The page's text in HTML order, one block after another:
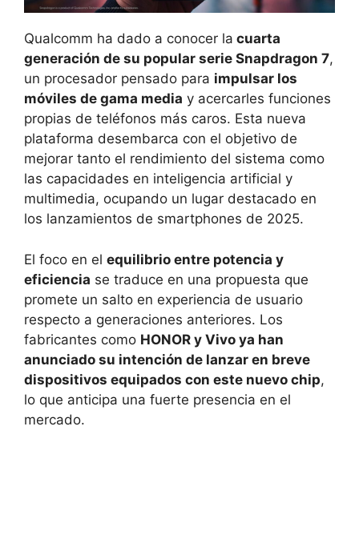
Qualcomm ha dado a conocer la cuarta
generación de su popular serie Snapdragon 7,
un procesador pensado para impulsar los
móviles de gama media y acercarles funciones
propias de teléfonos más caros. Esta nueva
plataforma desembarca con el objetivo de
mejorar tanto el rendimiento del sistema como
las capacidades en inteligencia artificial y
multimedia, ocupando un lugar destacado en
los lanzamientos de smartphones de 2025.
El foco en el equilibrio entre potencia y
eficiencia se traduce en una propuesta que
promete un salto en experiencia de usuario
respecto a generaciones anteriores. Los
fabricantes como HONOR y Vivo ya han
anunciado su intención de lanzar en breve
dispositivos equipados con este nuevo chip,
lo que anticipa una fuerte presencia en el
mercado.